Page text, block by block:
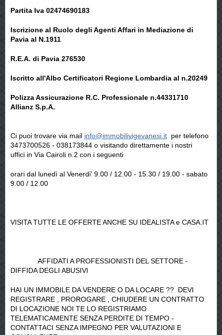
Partita Iva 02474690183
Iscrizione al Ruolo degli Agenti Affari in Mediazione di
Pavia al N.1911
R.E.A. di Pavia 276530
Iscritto all'Albo Certificatori Regione Lombardia al n.20249
Polizza Assicurazione R.C. Professionale n.44331710
Allianz S.p.A.
Ci puoi trovare via mail info@immobilivigevanesi.it per telefono
3473700526 - 038173844 o visitando direttamente i nostri
uffici in Via Cairoli n.2 con i seguenti
orari dal lunedì al Venerdi' 9.00 / 12.00 - 15.30 / 19.00 - sabato
9.00 / 12.00
VISITA TUTTE LE OFFERTE ANCHE SU IDEALISTA e CASA.IT
AFFIDATI A PROFESSIONISTI DEL SETTORE -
DIFFIDA DEGLI ABUSIVI
HAI UN IMMOBILE DA VENDERE O DA LOCARE ?? DEVI
REGISTRARE , PROROGARE , CHIUDERE UN CONTRATTO
DI LOCAZIONE NOI TE LO REGISTRIAMO
TELEMATICAMENTE SENZA PERDITE DI TEMPO -
CONTATTACI SENZA IMPEGNO PER VALUTAZIONI E